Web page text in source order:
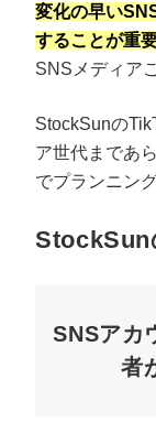
変化の早い
することが重
SNSメディア
StockSunの
ア世代まであ
でプランニン
StockSun
SNSアカ
者